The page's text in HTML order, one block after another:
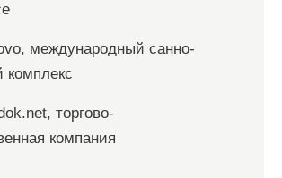
международный санно-
комплекс
торгово-
компания